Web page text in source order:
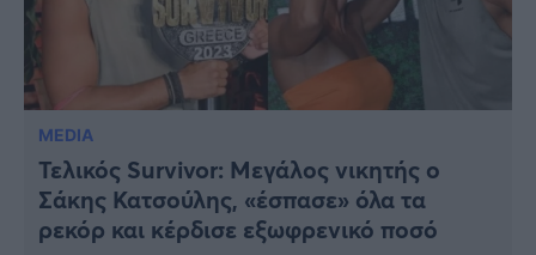
MEDIA
Τελικός Survivor: Μεγάλος νικητής ο
Σάκης Κατσούλης, «έσπασε» όλα τα
ρεκόρ και κέρδισε εξωφρενικό ποσό